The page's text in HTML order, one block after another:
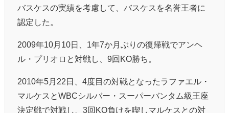
バスケスの実績を考慮して、バスケスを名誉王者に
認定した。
2009年10月10日、1年7か月ぶりの復帰戦でアンヘ
ル・プリオロと対戦し、9回KO勝ち。
2010年5月22日、4度目の対戦となったラファエル・
マルケスとWBCシルバー・スーパーバンタム級王座
決定戦で対戦し、3回KO負けを喫しマルケスとの対